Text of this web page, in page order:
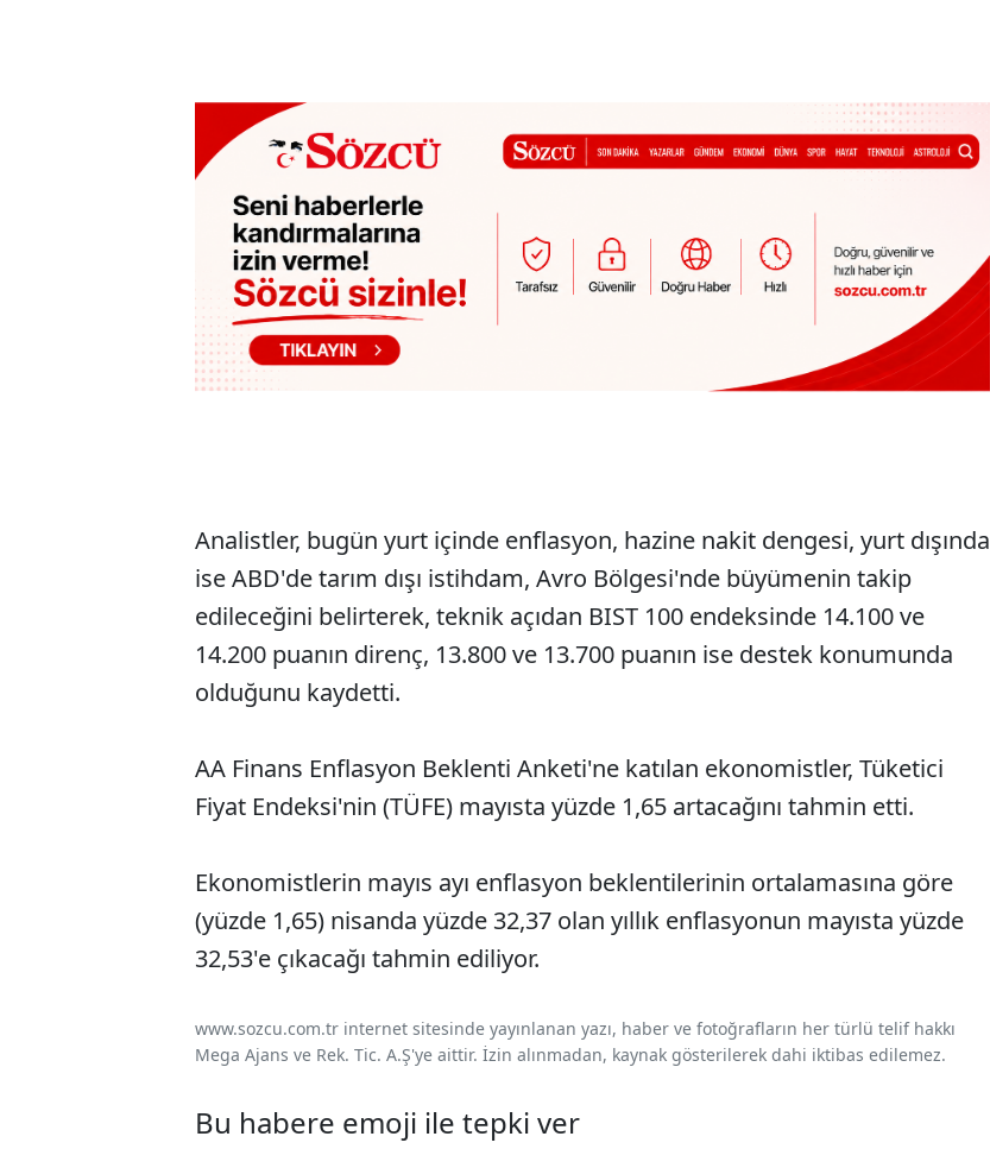
Analistler, bugün yurt içinde enflasyon, hazine nakit dengesi, yurt dışında
ise ABD'de tarım dışı istihdam, Avro Bölgesi'nde büyümenin takip
edileceğini belirterek, teknik açıdan BIST 100 endeksinde 14.100 ve
14.200 puanın direnç, 13.800 ve 13.700 puanın ise destek konumunda
olduğunu kaydetti.
AA Finans Enflasyon Beklenti Anketi'ne katılan ekonomistler, Tüketici
Fiyat Endeksi'nin (TÜFE) mayısta yüzde 1,65 artacağını tahmin etti.
Ekonomistlerin mayıs ayı enflasyon beklentilerinin ortalamasına göre
(yüzde 1,65) nisanda yüzde 32,37 olan yıllık enflasyonun mayısta yüzde
32,53'e çıkacağı tahmin ediliyor.
www.sozcu.com.tr internet sitesinde yayınlanan yazı, haber ve fotoğrafların her türlü telif hakkı
Mega Ajans ve Rek. Tic. A.Ş'ye aittir. İzin alınmadan, kaynak gösterilerek dahi iktibas edilemez.
Bu habere emoji ile tepki ver